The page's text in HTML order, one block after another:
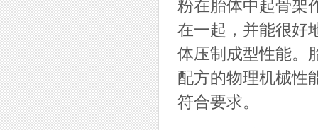
粉在胎体中起骨架
在一起，并能很好
体压制成型性能。
配方的物理机械性
符合要求。